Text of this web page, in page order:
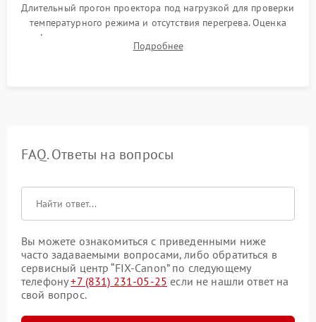
Длительный прогон проектора под нагрузкой для проверки
температурного режима и отсутствия перегрева. Оценка
фокуса, контрастности и цветопередачи на тестовых
таблицах. Проверка работы всех видеовходов и кнопок
Подробнее
FAQ. Ответы на вопросы
Вы можете ознакомиться с приведенными ниже
часто задаваемыми вопросами, либо обратиться в
сервисный центр “FIX-Canon” по следующему
телефону+7 (831) 231-05-25 если не нашли ответ на
свой вопрос.